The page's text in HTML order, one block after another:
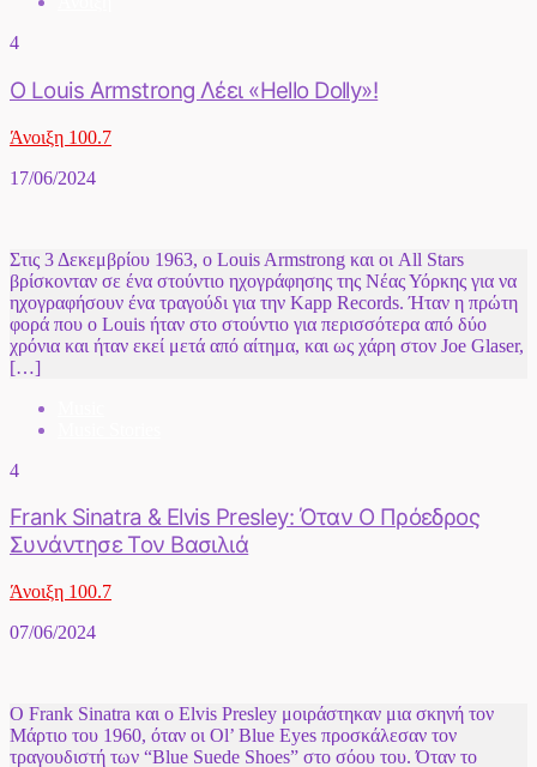
4
Ο Louis Armstrong Λέει «Hello Dolly»!
Άνοιξη 100.7
17/06/2024
Στις 3 Δεκεμβρίου 1963, ο Louis Armstrong και οι All Stars
βρίσκονταν σε ένα στούντιο ηχογράφησης της Νέας Υόρκης για να
ηχογραφήσουν ένα τραγούδι για την Kapp Records. Ήταν η πρώτη
φορά που ο Louis ήταν στο στούντιο για περισσότερα από δύο
χρόνια και ήταν εκεί μετά από αίτημα, και ως χάρη στον Joe Glaser,
[…]
4
Frank Sinatra & Elvis Presley: Όταν Ο Πρόεδρος
Συνάντησε Τον Βασιλιά
Άνοιξη 100.7
07/06/2024
Ο Frank Sinatra και ο Elvis Presley μοιράστηκαν μια σκηνή τον
Μάρτιο του 1960, όταν οι Ol’ Blue Eyes προσκάλεσαν τον
τραγουδιστή των “Blue Suede Shoes” στο σόου του. Όταν το